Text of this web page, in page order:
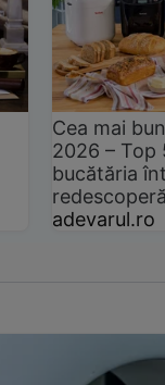
Cea mai
2026 –
bucătăria
adevarul.ro